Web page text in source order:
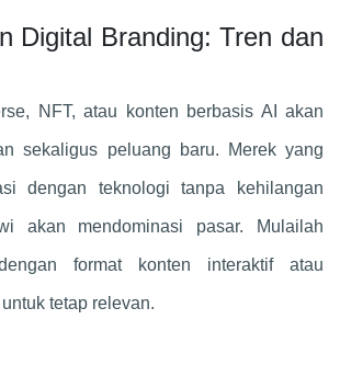
Digital Branding: Tren dan
NFT, atau konten berbasis AI akan
sekaligus peluang baru. Merek yang
dengan teknologi tanpa kehilangan
akan mendominasi pasar. Mulailah
format konten interaktif atau
tetap relevan.